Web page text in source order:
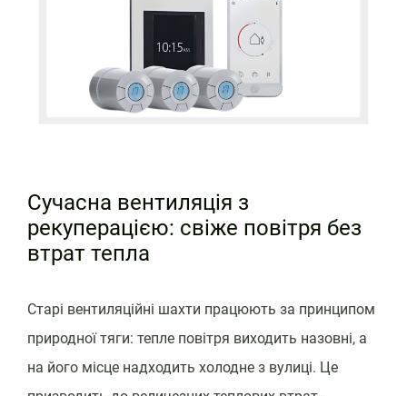
Сучасна вентиляція з
рекуперацією: свіже повітря без
втрат тепла
Старі вентиляційні шахти працюють за принципом
природної тяги: тепле повітря виходить назовні, а
на його місце надходить холодне з вулиці. Це